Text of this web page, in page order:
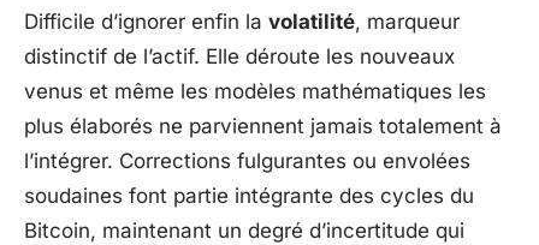
Difficile d’ignorer enfin la volatilité, marqueur
distinctif de l’actif. Elle déroute les nouveaux
venus et même les modèles mathématiques les
plus élaborés ne parviennent jamais totalement à
l’intégrer. Corrections fulgurantes ou envolées
soudaines font partie intégrante des cycles du
Bitcoin, maintenant un degré d’incertitude qui